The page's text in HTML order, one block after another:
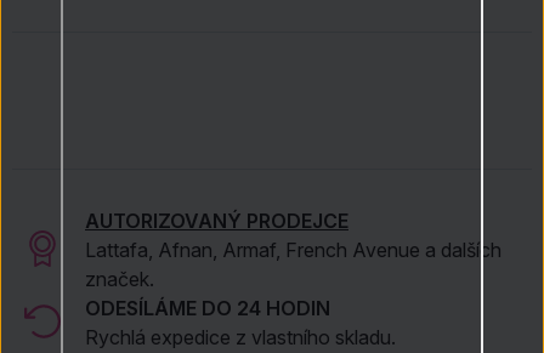
AUTORIZOVANÝ PRODEJCE
Lattafa, Afnan, Armaf, French Avenue a dalších
značek.
ODESÍLÁME DO 24 HODIN
Rychlá expedice z vlastního skladu.